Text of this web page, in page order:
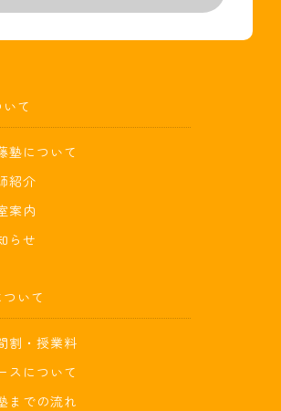
て
塾について
紹介
案内
らせ
いて
割・授業料
スについて
までの流れ